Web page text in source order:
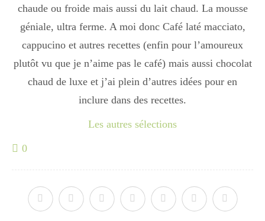
chaude ou froide mais aussi du lait chaud. La mousse
géniale, ultra ferme. A moi donc Café laté macciato,
cappucino et autres recettes (enfin pour l’amoureux
plutôt vu que je n’aime pas le café) mais aussi chocolat
chaud de luxe et j’ai plein d’autres idées pour en
inclure dans des recettes.
Les autres sélections
0